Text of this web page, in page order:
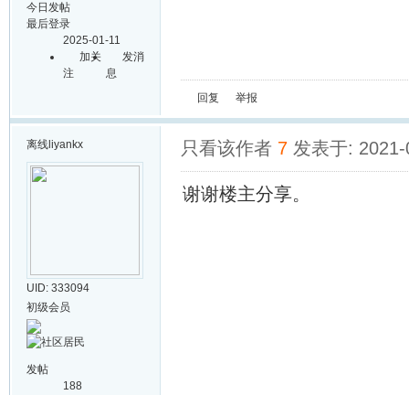
今日发帖
最后登录
2025-01-11
加关
注
发消
息
回复 举报
离线 liyankx
UID: 333094
初级会员
发帖
188
只看该作者 7 发表于:
谢谢楼主分享。